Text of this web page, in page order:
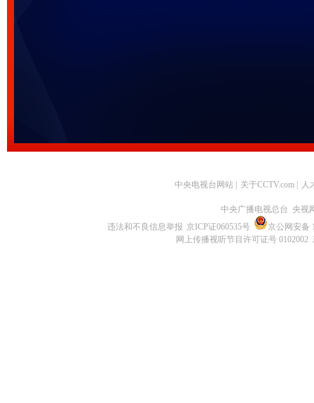
中央电视台网站 关于CCTV.com 人
中央广播电视总台 央视
违法和不良信息举报 京ICP证060535号
京公网安备
网上传播视听节目许可证号 0102002